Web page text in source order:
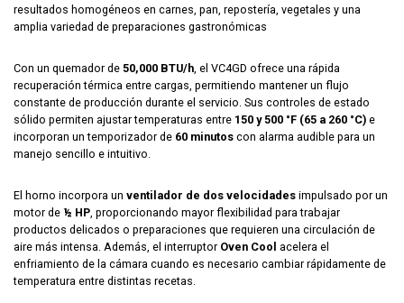
resultados homogéneos en carnes, pan, repostería, vegetales y una
amplia variedad de preparaciones gastronómicas
Con un quemador de 50,000 BTU/h , el VC4GD ofrece una rápida
recuperación térmica entre cargas, permitiendo mantener un flujo
constante de producción durante el servicio. Sus controles de estado
sólido permiten ajustar temperaturas entre 150 y 500 °F (65 a 260 °C) e
incorporan un temporizador de 60 minutos con alarma audible para un
manejo sencillo e intuitivo.
El horno incorpora un ventilador de dos velocidades impulsado por un
motor de ½ HP , proporcionando mayor flexibilidad para trabajar
productos delicados o preparaciones que requieren una circulación de
aire más intensa. Además, el interruptor Oven Cool acelera el
enfriamiento de la cámara cuando es necesario cambiar rápidamente de
temperatura entre distintas recetas.